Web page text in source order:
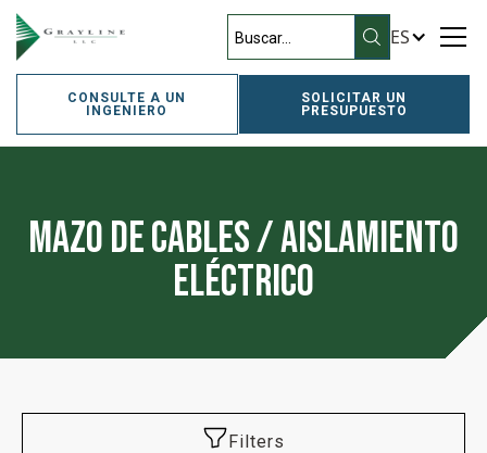
ES
CONSULTE A UN
INGENIERO
SOLICITAR UN
PRESUPUESTO
Mazo de cables / Aislamiento
eléctrico
Filters